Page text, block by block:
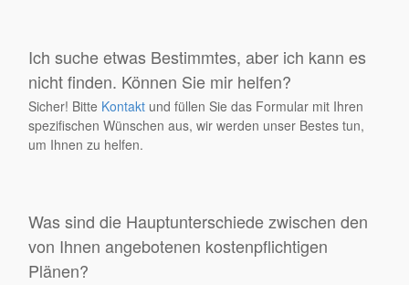
Ich suche etwas Bestimmtes, aber ich kann es
nicht finden. Können Sie mir helfen?
Sicher! Bitte Kontakt und füllen Sie das Formular mit Ihren
spezifischen Wünschen aus, wir werden unser Bestes tun,
um Ihnen zu helfen.
Was sind die Hauptunterschiede zwischen den
von Ihnen angebotenen kostenpflichtigen
Plänen?